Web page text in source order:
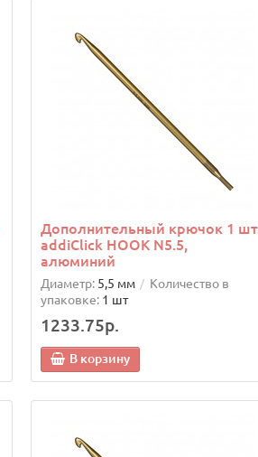
Дополнительный крючок 1
addiClick HOOK N5.5,
алюминий
Диаметр: 5,5 мм
Количество в
упаковке: 1 шт
1233.75р.
В корзину